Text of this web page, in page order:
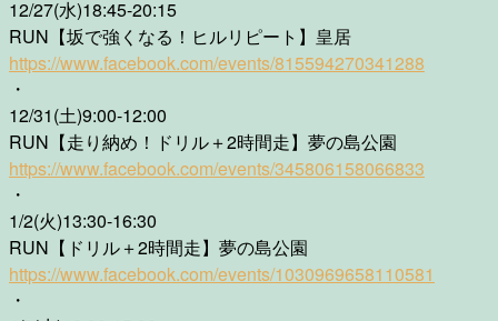
12/27(水)18:45-20:15
RUN【坂で強くなる！ヒルリピート】皇居
https://www.facebook.com/events/815594270341288
・
12/31(土)9:00-12:00
RUN【走り納め！ドリル＋2時間走】夢の島公園
https://www.facebook.com/events/345806158066833
・
1/2(火)13:30-16:30
RUN【ドリル＋2時間走】夢の島公園
https://www.facebook.com/events/1030969658110581
・